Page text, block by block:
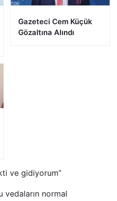
Gazeteci Cem Küçük
Gözaltına Alındı
ve gidiyorum”
normal